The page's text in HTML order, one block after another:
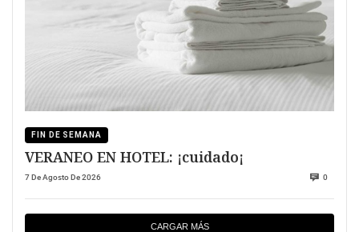
FIN DE SEMANA
VERANEO EN HOTEL: ¡cuidado¡
7 De Agosto De 2026 0
CARGAR MÁS